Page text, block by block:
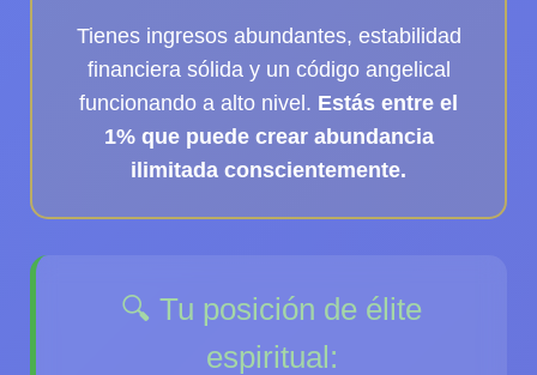
Tienes ingresos abundantes, estabilidad
financiera sólida y un código angelical
funcionando a alto nivel. Estás entre el
1% que puede crear abundancia
ilimitada conscientemente.
🔍 Tu posición de élite
espiritual: